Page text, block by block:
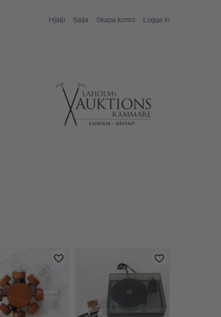
Hjälp Sälja Skapa konto Logga in